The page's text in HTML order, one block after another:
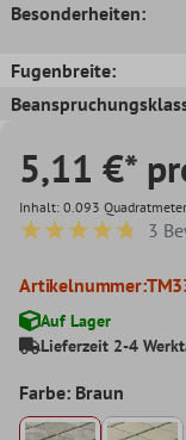
Besonderheiten:
Fugenbreite:
5,11 €*
Inhalt: 0.093 Quadratmeter
Durchschnittliche
3
Artikelnummer:
Auf Lager
Lieferzeit 2-4
Farbe: Braun